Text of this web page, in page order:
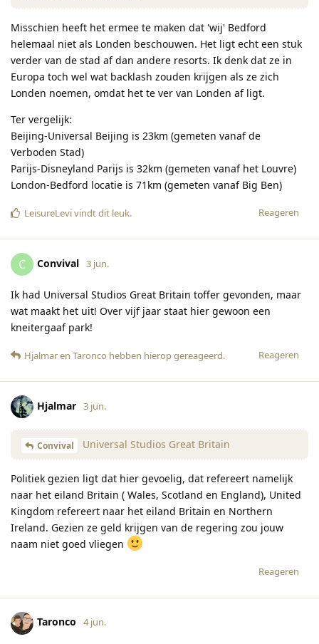
Misschien heeft het ermee te maken dat 'wij' Bedford
helemaal niet als Londen beschouwen. Het ligt echt een stuk
verder van de stad af dan andere resorts. Ik denk dat ze in
Europa toch wel wat backlash zouden krijgen als ze zich
Londen noemen, omdat het te ver van Londen af ligt.
Ter vergelijk:
Beijing-Universal Beijing is 23km (gemeten vanaf de
Verboden Stad)
Parijs-Disneyland Parijs is 32km (gemeten vanaf het Louvre)
London-Bedford locatie is 71km (gemeten vanaf Big Ben)
Reageren
LeisureLevivindt dit leuk.
C Convival 3 jun.
Ik had Universal Studios Great Britain toffer gevonden, maar
wat maakt het uit! Over vijf jaar staat hier gewoon een
kneitergaaf park!
Reageren
Hjalmaren Taronco hebben hierop gereageerd.
Hjalmar 3 jun.
Convival Universal Studios Great Britain
Politiek gezien ligt dat hier gevoelig, dat refereert namelijk
naar het eiland Britain ( Wales, Scotland en England), United
Kingdom refereert naar het eiland Britain en Northern
Ireland. Gezien ze geld krijgen van de regering zou jouw
naam niet goed vliegen
Reageren
Taronco 4 jun.